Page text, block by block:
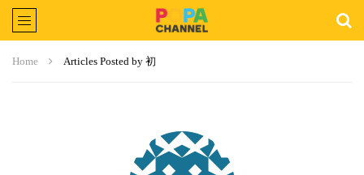
Home Articles Posted by 初